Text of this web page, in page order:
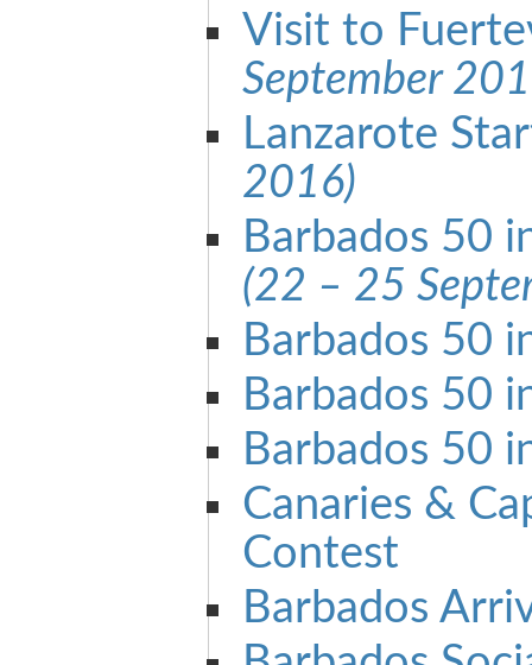
Visit to
September
Lanzarote
2016)
Barbados 50
(22 – 25
Barbados 50
Barbados 50
Barbados 50
Canaries &
Contest
Barbados